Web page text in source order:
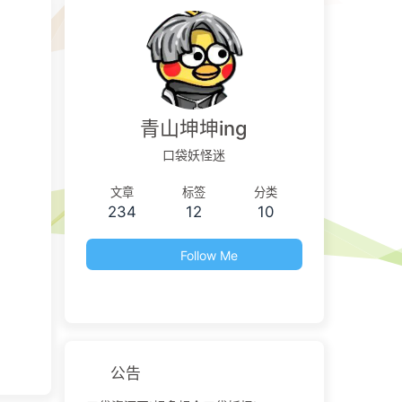
青山坤坤ing
口袋妖怪迷
文章
234
标签
12
分类
10
Follow Me
公告